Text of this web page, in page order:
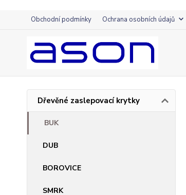
Obchodní podmínky Ochrana osobních údajů
Dřevěné zaslepovací krytky
BUK
DUB
BOROVICE
SMRK